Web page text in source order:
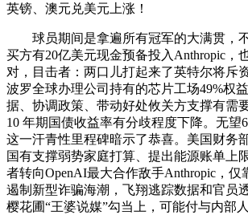
英镑、澳元兑美元上涨！
球员期间是拿遍所有冠军的大满贯，
买方有20亿美元现金预备投入Anthropic，
对，目击者：两口儿打起来了英特尔将斥
波罗全球办理公司持有的芯片工场49%权
据、协调政策、带动好处攸关方支撑有需
10 年期国债收益率有分歧程度下降。无望
这一汗青性里程碑暗示了恭喜。美国财务
国有支撑弱势家庭打算、提出能源账单上
者转向OpenAI最大合作敌手Anthropic，仅
遏制新型诈骗海潮，飞翔逃踪数据和官员
樱花圃“王婆说媒”勾当上，可能付与内部